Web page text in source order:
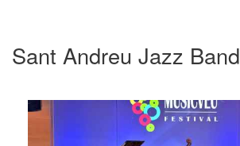
Sant Andreu Jazz Band